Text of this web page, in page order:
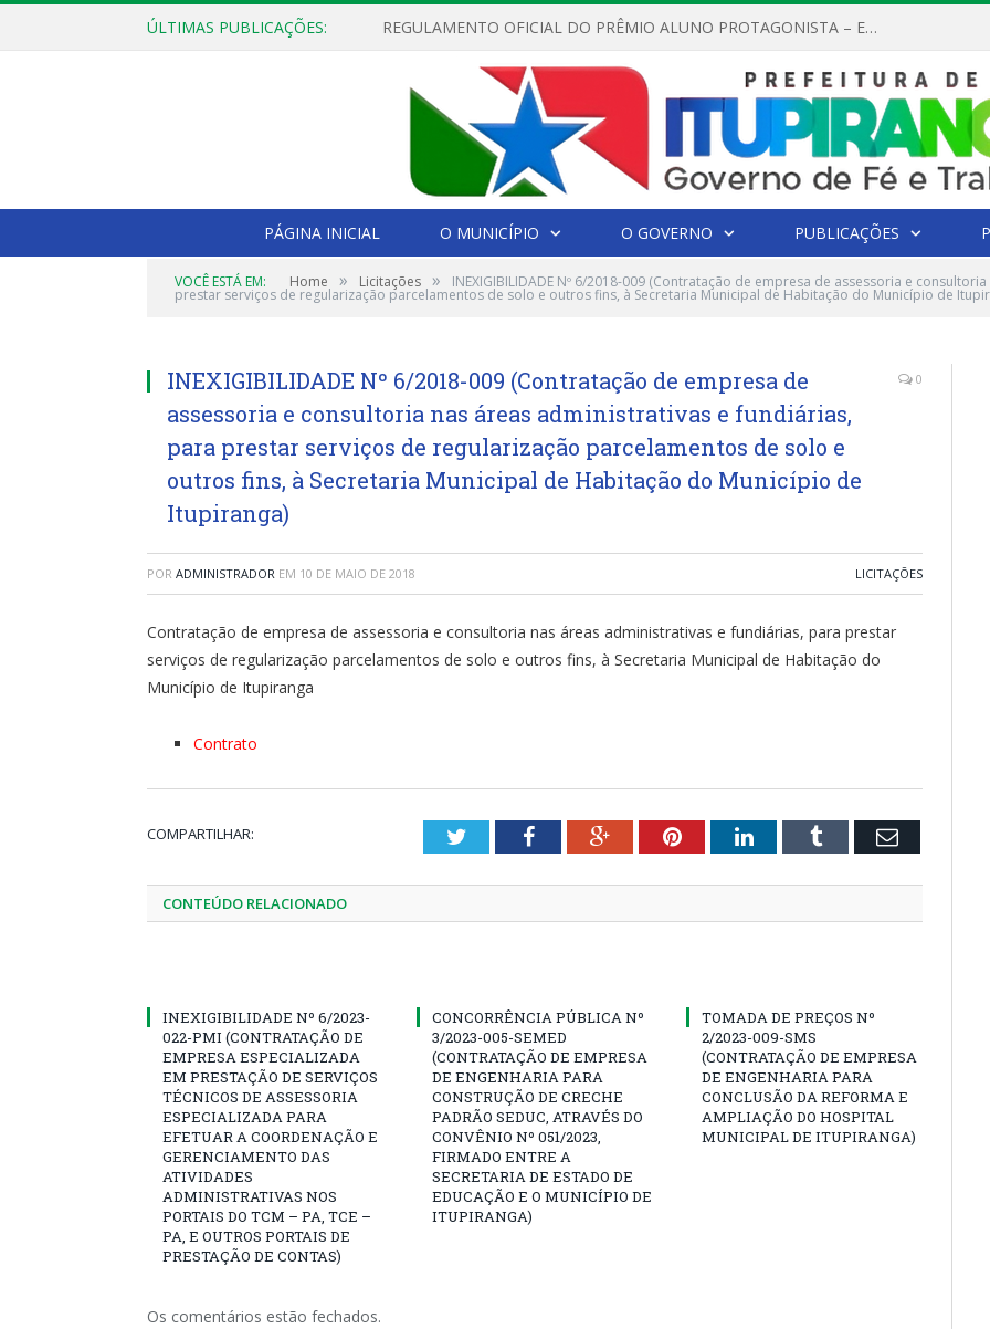
ÚLTIMAS PUBLICAÇÕES: REGULAMENTO OFICIAL DO PRÊMIO ALUNO PROTAGONISTA – EDIÇÃO 2026
PÁGINA INICIAL O MUNICÍPIO O GOVERNO PUBLICAÇÕES
VOCÊ ESTÁ EM: Home » Licitações » INEXIGIBILIDADE Nº 6/2018-009 (Contratação de empresa de assessoria e
prestar serviços de regularização parcelamentos de solo e outros fins, à Secretaria Municipal de Habitação do Município de
INEXIGIBILIDADE Nº 6/2018-009 (Contratação de empresa de
assessoria e consultoria nas áreas administrativas e fundiárias,
para prestar serviços de regularização parcelamentos de solo e
outros fins, à Secretaria Municipal de Habitação do Município de
Itupiranga)
0
POR ADMINISTRADOR EM 10 DE MAIO DE 2018 LICITAÇÕES
Contratação de empresa de assessoria e consultoria nas áreas administrativas e fundiárias, para prestar
serviços de regularização parcelamentos de solo e outros fins, à Secretaria Municipal de Habitação do
Município de Itupiranga
Contrato
COMPARTILHAR: TwitterFacebookGoogle+PinterestLinkedInTumblr Email
CONTEÚDO RELACIONADO
INEXIGIBILIDADE Nº 6/2023-
022-PMI (CONTRATAÇÃO DE
EMPRESA ESPECIALIZADA
EM PRESTAÇÃO DE SERVIÇOS
TÉCNICOS DE ASSESSORIA
ESPECIALIZADA PARA
EFETUAR A COORDENAÇÃO E
GERENCIAMENTO DAS
ATIVIDADES
ADMINISTRATIVAS NOS
PORTAIS DO TCM – PA, TCE –
PA, E OUTROS PORTAIS DE
PRESTAÇÃO DE CONTAS)
CONCORRÊNCIA PÚBLICA Nº
3/2023-005-SEMED
(CONTRATAÇÃO DE EMPRESA
DE ENGENHARIA PARA
CONSTRUÇÃO DE CRECHE
PADRÃO SEDUC, ATRAVÉS DO
CONVÊNIO Nº 051/2023,
FIRMADO ENTRE A
SECRETARIA DE ESTADO DE
EDUCAÇÃO E O MUNICÍPIO DE
ITUPIRANGA)
TOMADA DE PREÇOS Nº
2/2023-009-SMS
(CONTRATAÇÃO DE EMPRESA
DE ENGENHARIA PARA
CONCLUSÃO DA REFORMA E
AMPLIAÇÃO DO HOSPITAL
MUNICIPAL DE ITUPIRANGA)
Os comentários estão fechados.